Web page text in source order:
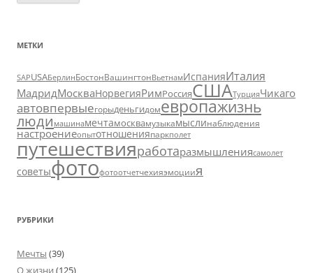
МЕТКИ
SAPUSAБерлинБостонВашингтонВьетнамИспанияИталия
МадридМоскваНорвегияРимРоссияСШАТурцияЧикаго
автовпервыегорыденьгидомевропажизнь
люди машинамечтамосквамузыкамыслинаблюдения
настроениеопытотношенияпаркполет
путешествияработаразмышлениясамолет
советыфотофотоотчетчехияэмоциия
РУБРИКИ
Мечты (39)
О жизни (125)